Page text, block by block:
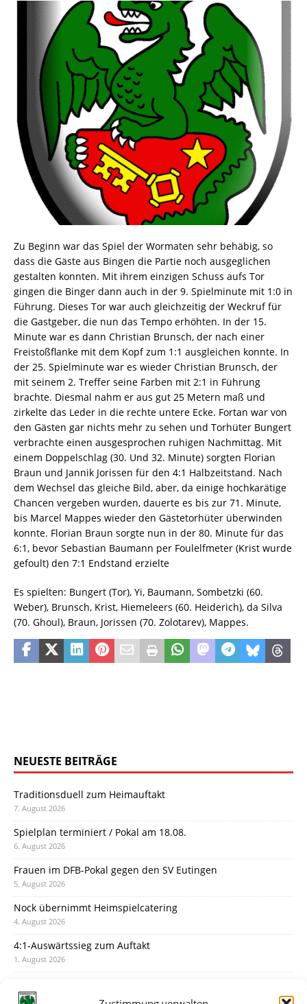
Zu Beginn war das Spiel der Wormaten sehr behäbig, so
dass die Gäste aus Bingen die Partie noch ausgeglichen
gestalten konnten. Mit ihrem einzigen Schuss aufs Tor
gingen die Binger dann auch in der 9. Spielminute mit 1:0 in
Führung. Dieses Tor war auch gleichzeitig der Weckruf für
die Gastgeber, die nun das Tempo erhöhten. In der 15.
Minute war es dann Christian Brunsch, der nach einer
Freistoßflanke mit dem Kopf zum 1:1 ausgleichen konnte. In
der 25. Spielminute war es wieder Christian Brunsch, der
mit seinem 2. Treffer seine Farben mit 2:1 in Führung
brachte. Diesmal nahm er aus gut 25 Metern maß und
zirkelte das Leder in die rechte untere Ecke. Fortan war von
den Gästen gar nichts mehr zu sehen und Torhüter Bungert
verbrachte einen ausgesprochen ruhigen Nachmittag. Mit
einem Doppelschlag (30. Und 32. Minute) sorgten Florian
Braun und Jannik Jorissen für den 4:1 Halbzeitstand. Nach
dem Wechsel das gleiche Bild, aber, da einige hochkarätige
Chancen vergeben wurden, dauerte es bis zur 71. Minute,
bis Marcel Mappes wieder den Gästetorhüter überwinden
konnte. Florian Braun sorgte nun in der 80. Minute für das
6:1, bevor Sebastian Baumann per Foulelfmeter (Krist wurde
gefoult) den 7:1 Endstand erzielte
Es spielten: Bungert (Tor), Yi, Baumann, Sombetzki (60.
Weber), Brunsch, Krist, Hiemeleers (60. Heiderich), da Silva
(70. Ghoul), Braun, Jorissen (70. Zolotarev), Mappes.
NEUESTE BEITRÄGE
Traditionsduell zum Heimauftakt
7. August 2026
Spielplan terminiert / Pokal am 18.08.
6. August 2026
Frauen im DFB-Pokal gegen den SV Eutingen
5. August 2026
Nock übernimmt Heimspielcatering
4. August 2026
4:1-Auswärtssieg zum Auftakt
1. August 2026
31. Juli 2026